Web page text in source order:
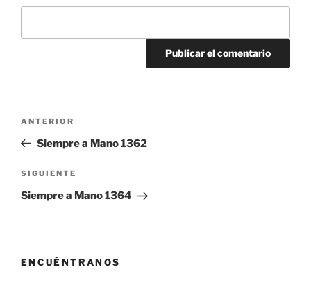
entradas
Entrada
anterior:
ANTERIOR
Siempre a Mano 1362
Siguiente
entrada
SIGUIENTE
Siempre a Mano 1364
ENCUÉNTRANOS